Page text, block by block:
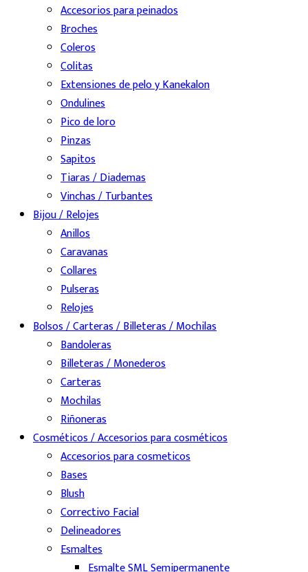
Accesorios para peinados
Broches
Coleros
Colitas
Extensiones de pelo y Kanekalon
Ondulines
Pico de loro
Pinzas
Sapitos
Tiaras / Diademas
Vinchas / Turbantes
Bijou / Relojes
Anillos
Caravanas
Collares
Pulseras
Relojes
Bolsos / Carteras / Billeteras / Mochilas
Bandoleras
Billeteras / Monederos
Carteras
Mochilas
Riñoneras
Cosméticos / Accesorios para cosméticos
Accesorios para cosmeticos
Bases
Blush
Correctivo Facial
Delineadores
Esmaltes
Esmalte SML Semipermanente